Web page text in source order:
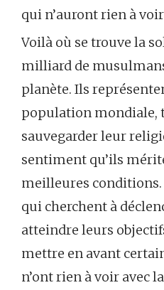
qui n’auront rien à
Voilà où se trouve la
milliard de
planète. Ils
population mondiale,
sauvegarder leur
sentiment qu’ils
meilleures conditions.
qui cherchent à
atteindre leurs
mettre en avant
n’ont rien à voir avec